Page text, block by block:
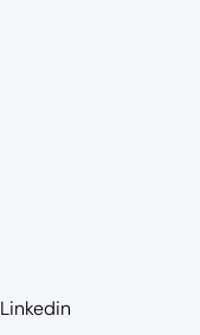
Linkedin